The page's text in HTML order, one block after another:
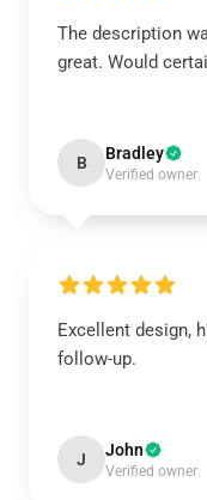
The description
great. Would
B Bradley
Verified owner
Excellent design,
follow-up.
J John
Verified owner